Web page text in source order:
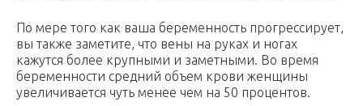
По мере того как ваша беременность прогрессирует,
вы также заметите, что вены на руках и ногах
кажутся более крупными и заметными. Во время
беременности средний объем крови женщины
увеличивается чуть менее чем на 50 процентов.